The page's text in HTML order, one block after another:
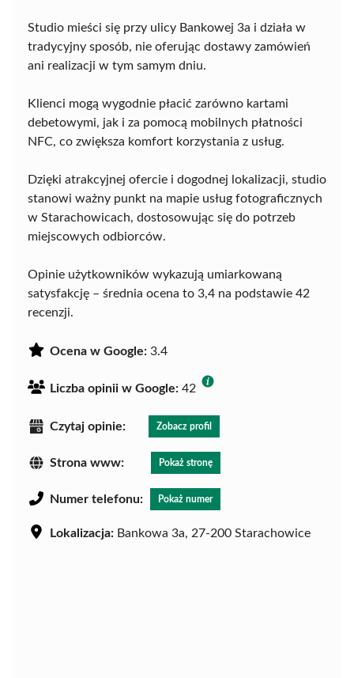
Studio mieści się przy ulicy Bankowej 3a i działa w
tradycyjny sposób, nie oferując dostawy zamówień
ani realizacji w tym samym dniu.
Klienci mogą wygodnie płacić zarówno kartami
debetowymi, jak i za pomocą mobilnych płatności
NFC, co zwiększa komfort korzystania z usług.
Dzięki atrakcyjnej ofercie i dogodnej lokalizacji, studio
stanowi ważny punkt na mapie usług fotograficznych
w Starachowicach, dostosowując się do potrzeb
miejscowych odbiorców.
Opinie użytkowników wykazują umiarkowaną
satysfakcję – średnia ocena to 3,4 na podstawie 42
recenzji.
Ocena w Google: 3.4
Liczba opinii w Google: 42
Czytaj opinie: Zobacz profil
Strona www: Pokaż stronę
Numer telefonu: Pokaż numer
Lokalizacja: Bankowa 3a, 27-200 Starachowice